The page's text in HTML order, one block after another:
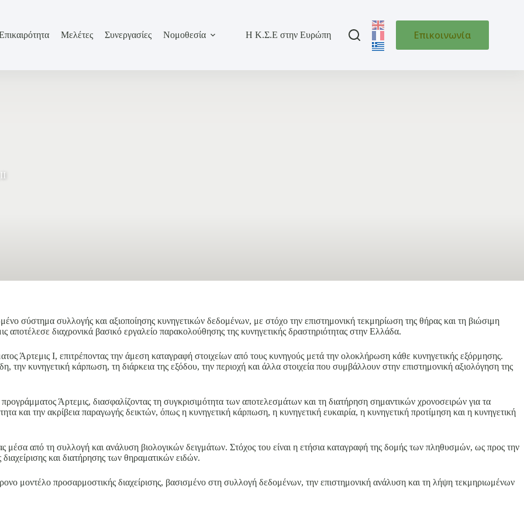
Μελέτες Συνεργασίες Νομοθεσία Η Κ.Σ.Ε στην Ευρώπη Επικοινωνία
σύστημα συλλογής και αξιοποίησης κυνηγετικών δεδομένων, με στόχο την επιστημονική τεκμηρίωση της θήρας και τη βιώσιμη
αποτέλεσε διαχρονικά βασικό εργαλείο παρακολούθησης της κυνηγετικής δραστηριότητας στην Ελλάδα.
Άρτεμις Ι, επιτρέποντας την άμεση καταγραφή στοιχείων από τους κυνηγούς μετά την ολοκλήρωση κάθε κυνηγετικής εξόρμησης.
κυνηγετική κάρπωση, τη διάρκεια της εξόδου, την περιοχή και άλλα στοιχεία που συμβάλλουν στην επιστημονική αξιολόγηση της
Άρτεμις, διασφαλίζοντας τη συγκρισιμότητα των αποτελεσμάτων και τη διατήρηση σημαντικών χρονοσειρών για τα
και την ακρίβεια παραγωγής δεικτών, όπως η κυνηγετική κάρπωση, η κυνηγετική ευκαιρία, η κυνηγετική προτίμηση και η κυνηγετική
μέσα από τη συλλογή και ανάλυση βιολογικών δειγμάτων. Στόχος του είναι η ετήσια καταγραφή της δομής των πληθυσμών, ως προς την
και διατήρησης των θηραματικών ειδών.
μοντέλο προσαρμοστικής διαχείρισης, βασισμένο στη συλλογή δεδομένων, την επιστημονική ανάλυση και τη λήψη τεκμηριωμένων